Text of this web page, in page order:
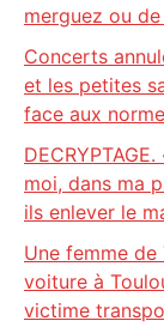
merguez ou
Concerts
et les petites
face aux
moi, dans ma
ils enlever le
Une femme
voiture à
victime